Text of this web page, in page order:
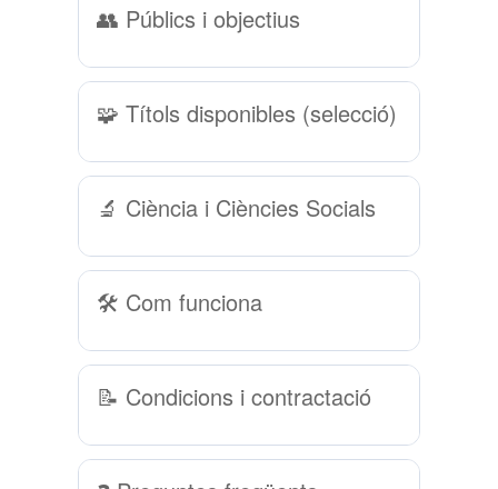
👥 Públics i objectius
🧩 Títols disponibles (selecció)
🔬 Ciència i Ciències Socials
🛠 Com funciona
📝 Condicions i contractació